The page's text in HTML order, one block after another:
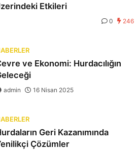
Etkileri
0 246
ve Ekonomi: Hurdacılığın
admin 16 Nisan 2025
Geri Kazanımında
Çözümler